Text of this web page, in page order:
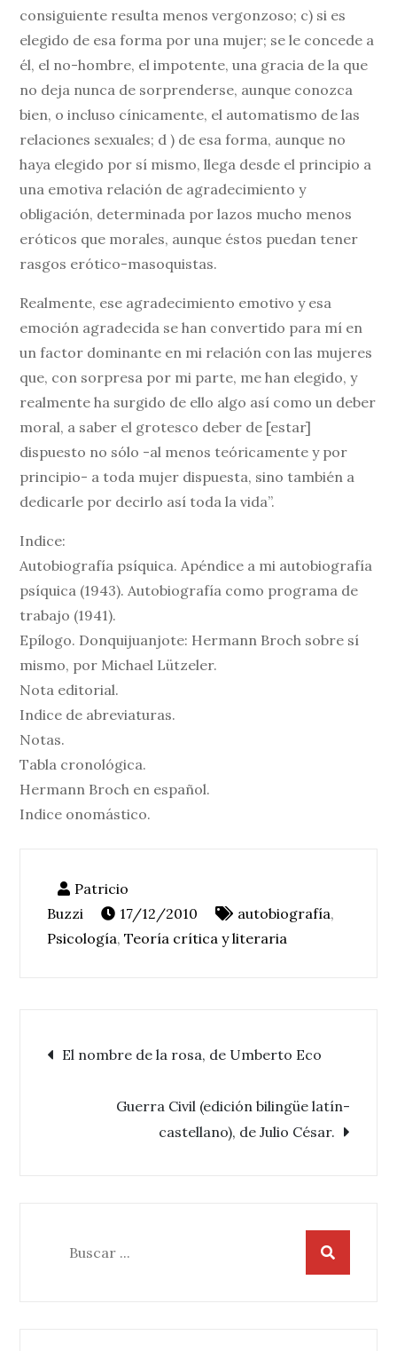
consiguiente resulta menos vergonzoso; c) si es
elegido de esa forma por una mujer; se le concede a
él, el no-hombre, el impotente, una gracia de la que
no deja nunca de sorprenderse, aunque conozca
bien, o incluso cínicamente, el automatismo de las
relaciones sexuales; d ) de esa forma, aunque no
haya elegido por sí mismo, llega desde el principio a
una emotiva relación de agradecimiento y
obligación, determinada por lazos mucho menos
eróticos que morales, aunque éstos puedan tener
rasgos erótico-masoquistas.
Realmente, ese agradecimiento emotivo y esa
emoción agradecida se han convertido para mí en
un factor dominante en mi relación con las mujeres
que, con sorpresa por mi parte, me han elegido, y
realmente ha surgido de ello algo así como un deber
moral, a saber el grotesco deber de [estar]
dispuesto no sólo -al menos teóricamente y por
principio- a toda mujer dispuesta, sino también a
dedicarle por decirlo así toda la vida”.
Indice:
Autobiografía psíquica. Apéndice a mi autobiografía
psíquica (1943). Autobiografía como programa de
trabajo (1941).
Epílogo. Donquijuanjote: Hermann Broch sobre sí
mismo, por Michael Lützeler.
Nota editorial.
Indice de abreviaturas.
Notas.
Tabla cronológica.
Hermann Broch en español.
Indice onomástico.
17/12/2010 autobiografía,
Psicología,Teoría crítica y literaria
Navegación
El nombre de la rosa, de Umberto Eco
Guerra Civil (edición bilingüe latín-
castellano), de Julio César.